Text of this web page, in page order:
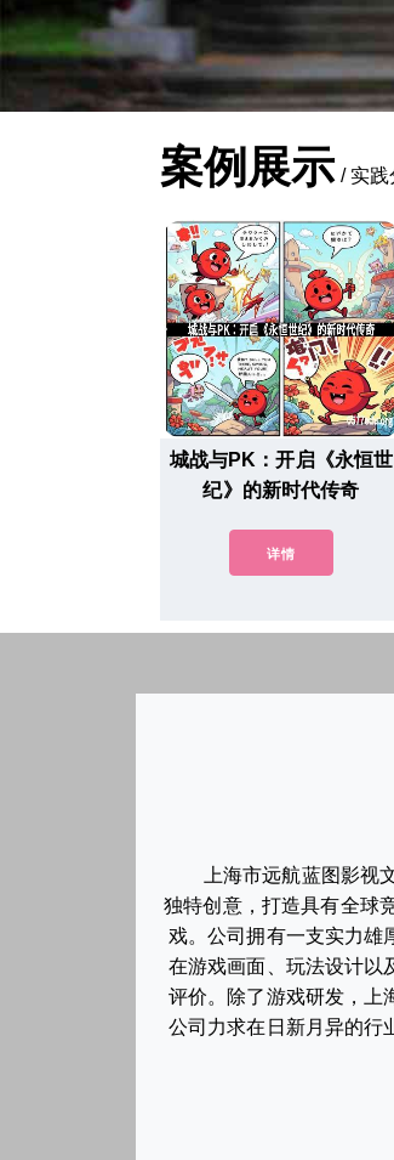
案例展示 / 实践
城战与PK：开启《永恒世
纪》的新时代传奇
详情
上海市远航蓝图影
独特创意，打造具有全球
戏。公司拥有一支实力雄
在游戏画面、玩法设计以
评价。除了游戏研发，上
公司力求在日新月异的行